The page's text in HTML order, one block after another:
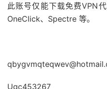
此账号仅能下载免费VPN
OneClick、Spectre 等。
Uqc453267